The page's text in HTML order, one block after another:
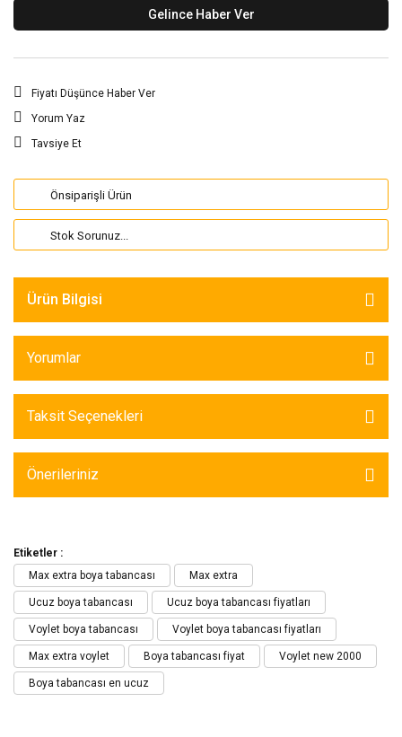
Gelince Haber Ver
Fiyatı Düşünce Haber Ver
Yorum Yaz
Tavsiye Et
Önsiparişli Ürün
Stok Sorunuz...
Ürün Bilgisi
Yorumlar
Taksit Seçenekleri
Önerileriniz
Etiketler :
Max extra boya tabancası
Max extra
Ucuz boya tabancası Ucuz boya tabancası fiyatları
Voylet boya tabancası Voylet boya tabancası fiyatları
Max extra voylet Boya tabancası fiyat Voylet new 2000
Boya tabancası en ucuz